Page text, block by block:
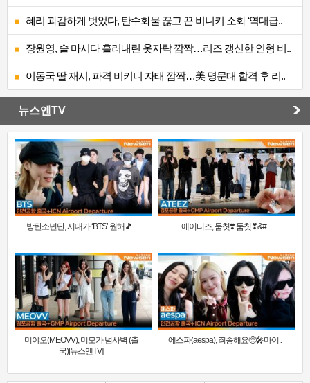
혜리 과감하게 벗었다, 탄수화물 끊고 끈 비니키 소화 ‘역대급..
장원영, 술 마시다 흘러내린 옷자락 깜짝…리즈 갱신한 인형 비..
이동국 딸 재시, 파격 비키니 자태 깜짝…美 명문대 합격 후 리..
뉴스엔TV
방탄소년단, 시대가 ‘BTS’ 원해🎵 .. 에이티즈, 둠칫❣️ 둠칫❣&#..
미야오(MEOVV), 미모가 넘사벽 (출
국)[뉴스엔TV]
에스파(aespa), 죄송해요🥺🎤마이..